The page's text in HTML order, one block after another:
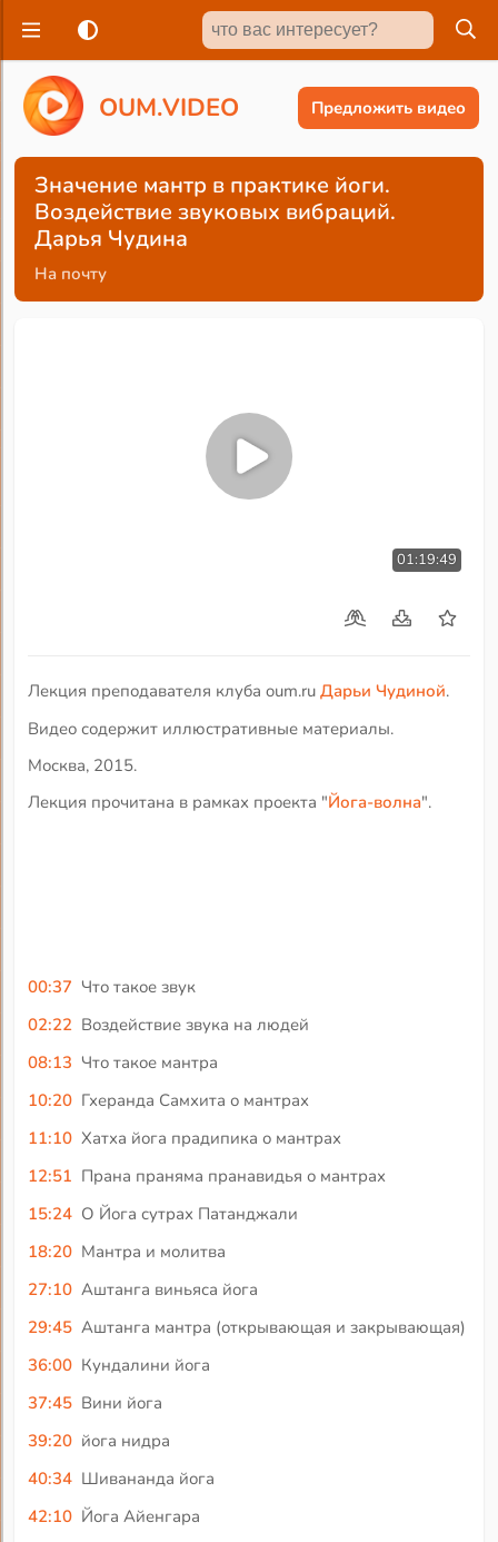
OUM.VIDEO Предложить видео
Значение мантр в практике йоги.
Воздействие звуковых вибраций.
Дарья Чудина
На почту
01:19:49
Лекция преподавателя клуба oum.ruДарьи Чудиной.
Видео содержит иллюстративные материалы.
Москва, 2015.
Лекция прочитана в рамках проекта "Йога-волна".
00:37 Что такое звук
02:22 Воздействие звука на людей
08:13 Что такое мантра
10:20 Гхеранда Самхита о мантрах
11:10 Хатха йога прадипика о мантрах
12:51 Прана праняма пранавидья о мантрах
15:24 О Йога сутрах Патанджали
18:20 Мантра и молитва
27:10 Аштанга виньяса йога
29:45 Аштанга мантра (открывающая и закрывающая)
36:00 Кундалини йога
37:45 Вини йога
39:20 йога нидра
40:34 Шивананда йога
42:10 Йога Айенгара